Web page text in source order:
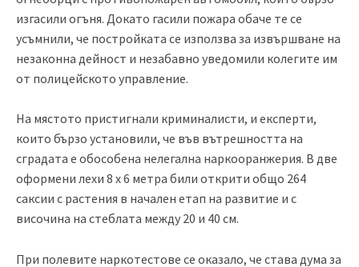
изгасили огъня. Докато гасили пожара обаче те се
усъмнили, че постройката се използва за извършване на
незаконна дейност и незабавно уведомили колегите им
от полицейското управление.
На мястото пристигнали криминалисти, и експерти,
които бързо установили, че във вътрешността на
сградата е обособена нелегална наркооранжерия. В две
оформени лехи 8 х 6 метра били открити общо 264
саксии с растения в начален етап на развитие и с
височина на стеблата между 20 и 40 см.
При полевите наркотестове се оказало, че става дума за